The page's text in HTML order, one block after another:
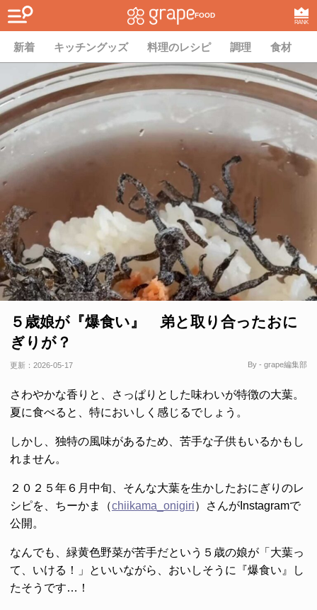
FOOD
RANK
新着 キッチングッズ 料理のレシピ 調理 食材
５歳娘が『爆食い』 弟と取り合ったおに
ぎりが？
更新： 2026-05-17 By - grape編集部
さわやかな香りと、さっぱりとした味わいが特徴の大葉。
夏に食べると、特においしく感じるでしょう。
しかし、独特の風味があるため、苦手な子供もいるかもし
れません。
２０２５年６月中旬、そんな大葉を生かしたおにぎりのレ
シピを、ちーかま（chiikama_onigiri）さんがInstagramで
公開。
なんでも、緑黄色野菜が苦手だという５歳の娘が「大葉っ
て、いける！」といいながら、おいしそうに『爆食い』し
たそうです…！